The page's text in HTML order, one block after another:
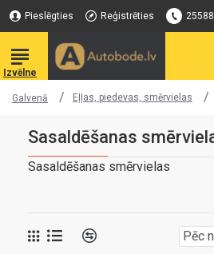
Pieslēgties Reģistrēties
Galvenā Eļļas, piedevas, smērvielas
Sasaldēšanas
Sasaldēšanas smērvielas